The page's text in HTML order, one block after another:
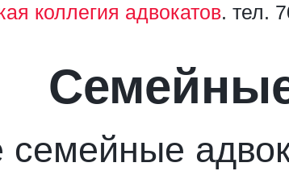
коллегия адвокатов. тел.